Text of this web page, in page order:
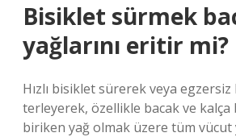
Bisiklet sürmek
yağlarını eritir mi?
Hızlı bisiklet sürerek veya
terleyerek, özellikle bacak ve kalça
biriken yağ olmak üzere tüm vücut